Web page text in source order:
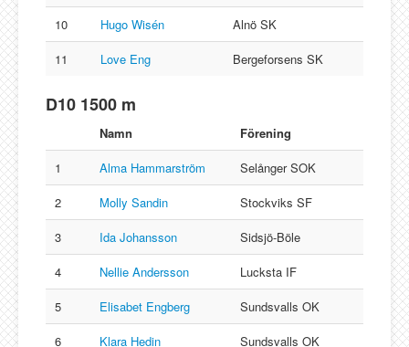
10
Hugo Wisén
Alnö SK
11
Love Eng Bergeforsens SK
D10 1500 m
Namn
Förening
1
Alma Hammarström
Selånger SOK
2
Molly Sandin
Stockviks SF
3
Ida Johansson
Sidsjö-Böle
4
Nellie Andersson
Lucksta IF
5
Elisabet Engberg
Sundsvalls OK
6
Klara Hedin
Sundsvalls OK